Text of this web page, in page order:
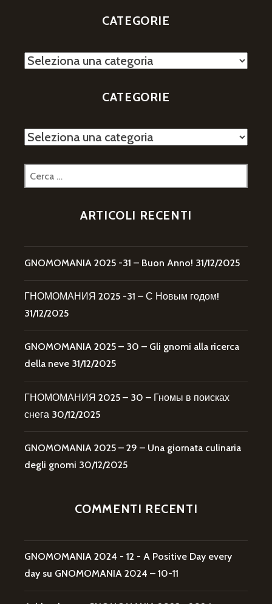
CATEGORIE
Categorie
CATEGORIE
Categorie
Ricerca
per:
ARTICOLI RECENTI
GNOMOMANIA 2025 -31 – Buon Anno! 31/12/2025
ГНОМОМАНИЯ 2025 -31 – С Новым годом!
31/12/2025
GNOMOMANIA 2025 – 30 – Gli gnomi alla ricerca
della neve 31/12/2025
ГНОМОМАНИЯ 2025 – 30 – Гномы в поисках
снега 30/12/2025
GNOMOMANIA 2025 – 29 – Una giornata culinaria
degli gnomi 30/12/2025
COMMENTI RECENTI
GNOMOMANIA 2024 - 12 - A Positive Day every
day su GNOMOMANIA 2024 – 10-11